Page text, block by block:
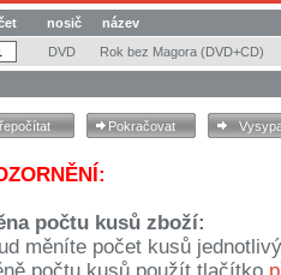
nosič
název
DVD
Rok bez Magora (DVD+CD)
počtu kusů zboží:
měníte počet kusů